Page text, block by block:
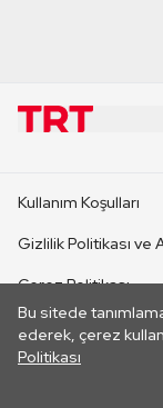
Bu sitede
ederek, çerez
Politikası
CANLI
Kullanım Koşulları
Gizlilik Politikası ve
Çerez Politikası
İletişim
Her hakkı